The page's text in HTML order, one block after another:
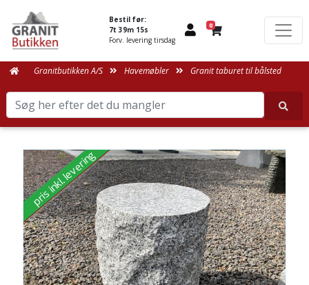
pris inkl. levering
Bestil før:
7t 39m 15s
Forv. levering tirsdag
0
Granitbutikken A/S Havemøbler Granit taburet til bålsted